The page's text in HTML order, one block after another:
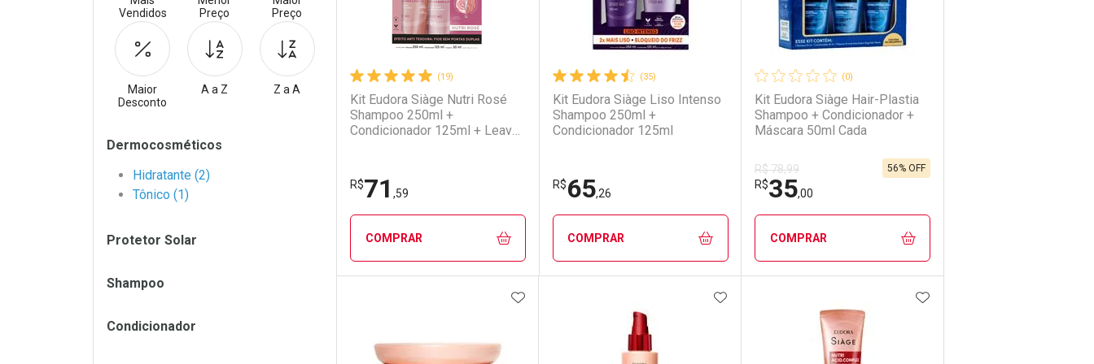
(19)
Kit Eudora Siàge Nutri Rosé
Shampoo 250ml +
Condicionador 125ml + Leave-
R$71 ,59
COMPRAR
FECHAR
Laboratório
FECHAR
Por Menos
(35)
Kit Eudora Siàge Liso Intenso
Shampoo 250ml +
Condicionador 125ml
R$65,26
COMPRAR
FECHAR
Laboratório
FECHAR
Por Menos
(0)
Kit Eudora Siàge Hair-Plastia
Shampoo + Condicionador +
Máscara 50ml Cada
R$ 78,99
R$35,00
56% OFF
COMPRAR
FECHAR
Laboratório
FECHAR
Por Menos
ADICIONAR AOS FAVORITOS ADICIONAR AOS FAVORITOS ADICIONAR AOS
Vendidos
Preço
Preço
Maior
Desconto
A a Z Z a A
Filtros
Dermocosméticos
Hidratante (2)
Tônico (1)
Protetor Solar
Shampoo
Condicionador